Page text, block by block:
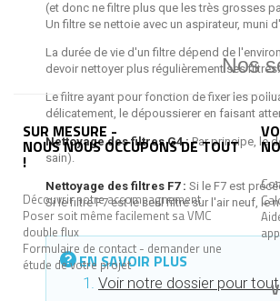
Nos
SUR MESURE -
NOUS NOUS OCCUPONS DE TOUT
!
Découvrir notre accompagnement
Poser soit même facilement sa VMC
double flux
Formulaire de contact - demander une
étude de votre projet
(et donc ne filtre plus que les très grosses
Un filtre se nettoie avec un aspirateur, muni
La durée de vie d'un filtre dépend de
devoir nettoyer plus régulièrement ses filtres.
Le filtre ayant pour fonction de fixer les
délicatement, le dépoussierer en faisant
Nettoyage des filtres G4 :Par principe, le
sain).
Nettoyage des filtres F7 : Si le F7 est
Si le filtre F7 est le seul filtre sur l'air neuf, le
EN SAVOIR PLUS
Voir notre dossier pour